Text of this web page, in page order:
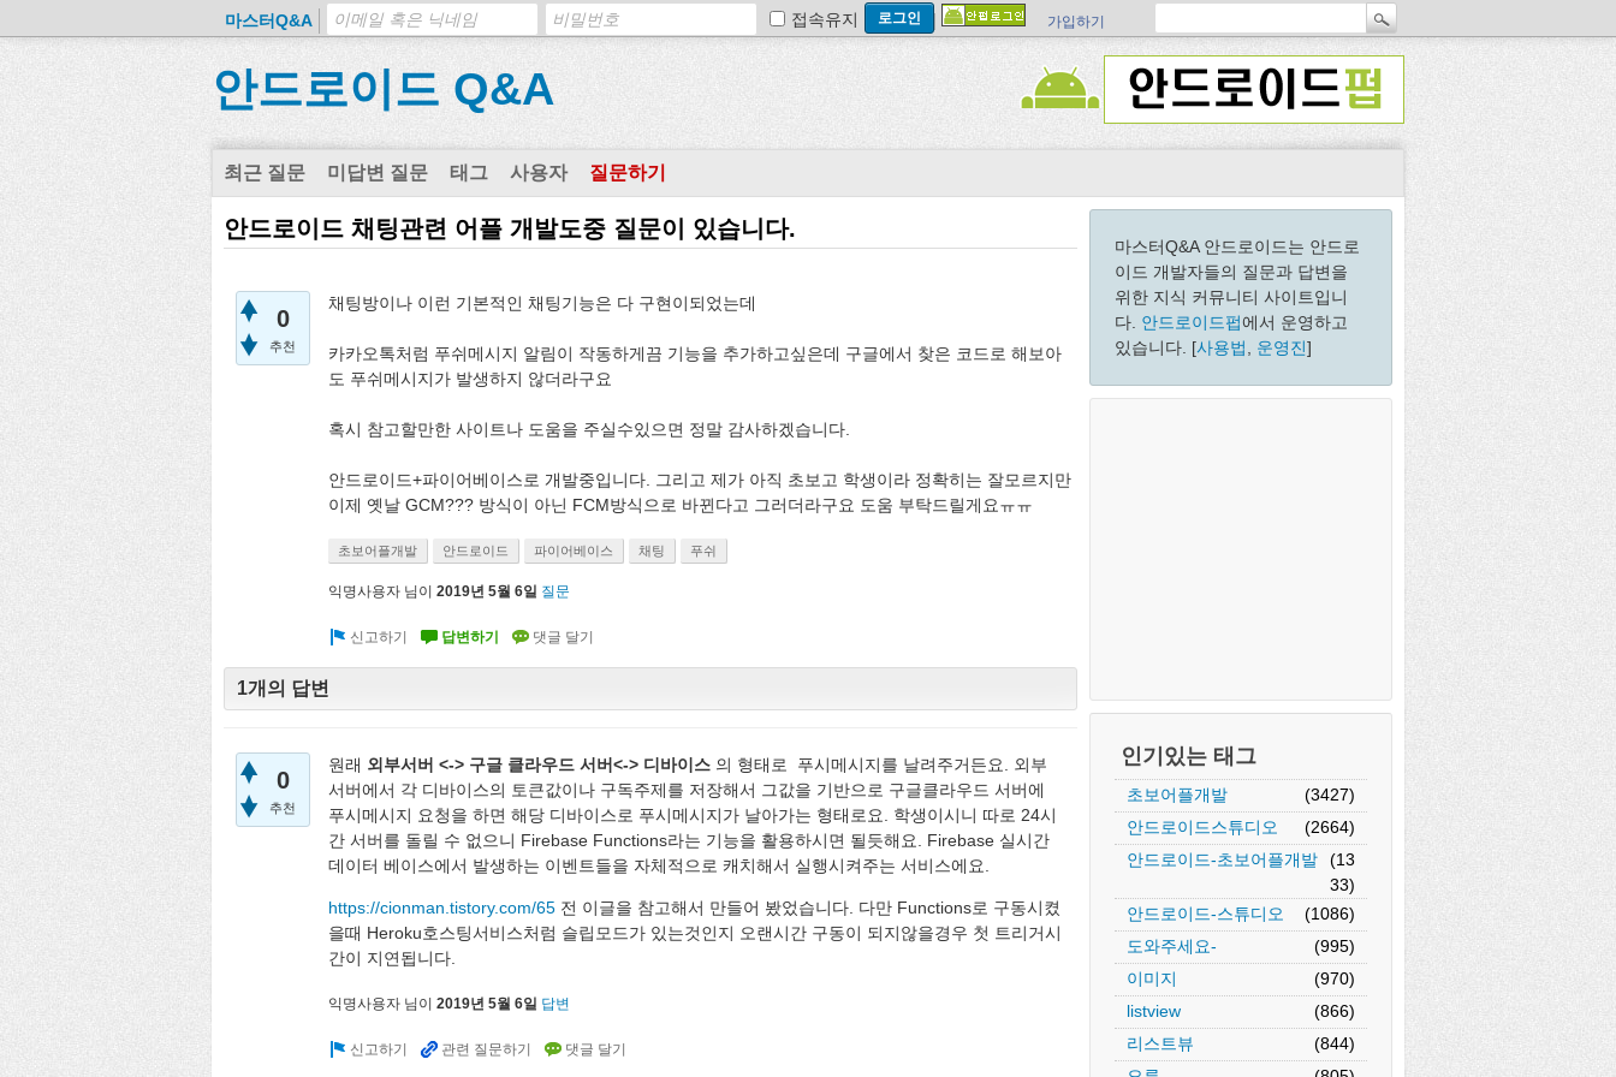
마스터Q&A 접속유지 가입하기
안드로이드 Q&A
최근 질문 미답변 질문 태그 사용자 질문하기
마스터Q&A 안드로이드는 안드로
이드 개발자들의 질문과 답변을
위한 지식 커뮤니티 사이트입니
다. 안드로이드펍에서 운영하고
있습니다. [사용법 운영진]
인기있는 태그
초보어플개발
(3427)
안드로이드스튜디오
(2664)
안드로이드-초보어플개발
(13
33)
안드로이드-스튜디오
(1086)
도와주세요-
(995)
이미지
(970)
listview
(866)
리스트뷰
(844)
안드로이드 채팅관련 어플 개발도중 질문이 있습니다.
0
추천
채팅방이나 이런 기본적인 채팅기능은 다 구현이되었는데
카카오톡처럼 푸쉬메시지 알림이 작동하게끔 기능을 추가하고싶은데 구글에서 찾은 코드로 해보아
도 푸쉬메시지가 발생하지 않더라구요
혹시 참고할만한 사이트나 도움을 주실수있으면 정말 감사하겠습니다.
안드로이드+파이어베이스로 개발중입니다. 그리고 제가 아직 초보고 학생이라 정확히는 잘모르지만
이제 옛날 GCM??? 방식이 아닌 FCM방식으로 바뀐다고 그러더라구요 도움 부탁드릴게요ㅠㅠ
초보어플개발 안드로이드 파이어베이스 채팅 푸쉬
익명사용자 님이 2019년 5월 6일 질문
1개의 답변
0
추천
원래 외부서버 <-> 구글 클라우드 서버<-> 디바이스 의 형태로 푸시메시지를 날려주거든요. 외부
서버에서 각 디바이스의 토큰값이나 구독주제를 저장해서 그값을 기반으로 구글클라우드 서버에
푸시메시지 요청을 하면 해당 디바이스로 푸시메시지가 날아가는 형태로요. 학생이시니 따로 24시
간 서버를 돌릴 수 없으니 Firebase Functions라는 기능을 활용하시면 될듯해요. Firebase 실시간
데이터 베이스에서 발생하는 이벤트들을 자체적으로 캐치해서 실행시켜주는 서비스에요.
https://cionman.tistory.com/65 전 이글을 참고해서 만들어 봤었습니다. 다만 Functions로 구동시켰
을때 Heroku호스팅서비스처럼 슬립모드가 있는것인지 오랜시간 구동이 되지않을경우 첫 트리거시
간이 지연됩니다.
익명사용자 님이 2019년 5월 6일 답변